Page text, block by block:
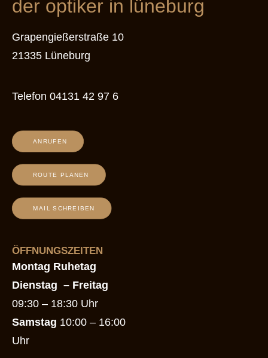
der optiker in lüneburg
Grapengießerstraße 10
21335 Lüneburg
Telefon 04131 42 97 6
ANRUFEN
ROUTE PLANEN
MAIL SCHREIBEN
ÖFFNUNGSZEITEN
Montag Ruhetag
Dienstag – Freitag
09:30 – 18:30 Uhr
Samstag 10:00 – 16:00
Uhr